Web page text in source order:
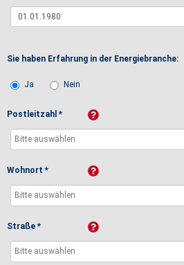
Sie haben Erfahrung in der Energiebranche:
Ja Nein
Postleitzahl *
Wohnort *
Straße *